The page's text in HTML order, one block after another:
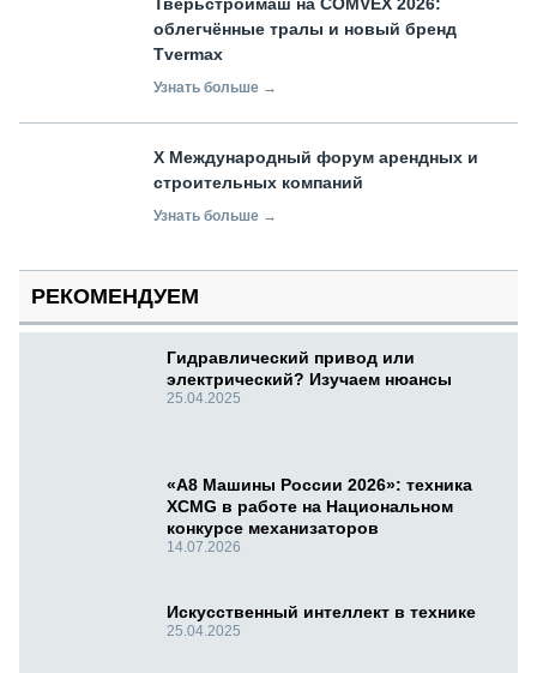
облегчённые тралы и новый бренд
Tvermax
Узнать больше →
X Международный форум арендных и
строительных компаний
Узнать больше →
РЕКОМЕНДУЕМ
Гидравлический привод или
электрический? Изучаем нюансы
25.04.2025
«А8 Машины России 2026»: техника
XCMG в работе на Национальном
конкурсе механизаторов
14.07.2026
Искусственный интеллект в технике
25.04.2025